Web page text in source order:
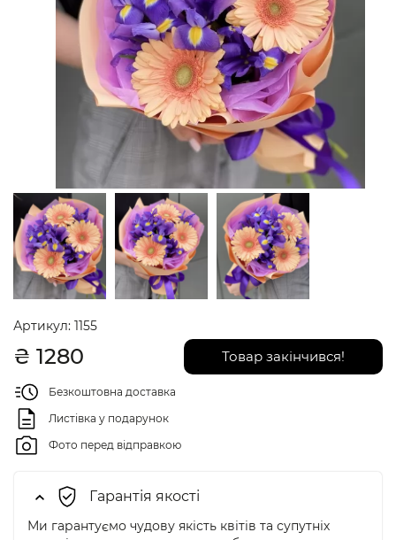
Артикул: 1155
₴ 1280 Товар закінчився!
Безкоштовна доставка
Листівка у подарунок
Фото перед відправкою
Гарантія якості
Ми гарантуємо чудову якість квітів та супутніх